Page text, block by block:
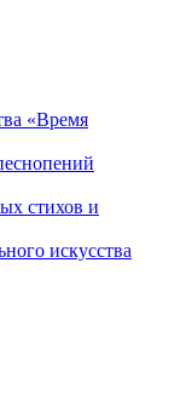
«Время
стихов и
искусства